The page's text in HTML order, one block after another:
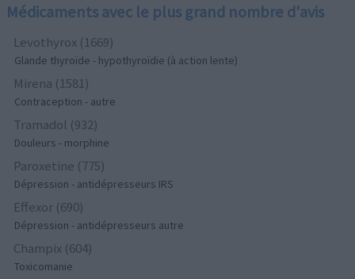
Médicaments avec le plus grand nombre d'avis
Levothyrox (1669)
Glande thyroïde - hypothyroïdie (à action lente)
Mirena (1581)
Contraception - autre
Tramadol (932)
Douleurs - morphine
Paroxetine (775)
Dépression - antidépresseurs IRS
Effexor (690)
Dépression - antidépresseurs autre
Champix (604)
Toxicomanie